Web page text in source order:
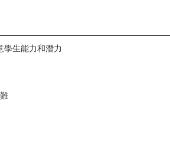
學生能力和潛力